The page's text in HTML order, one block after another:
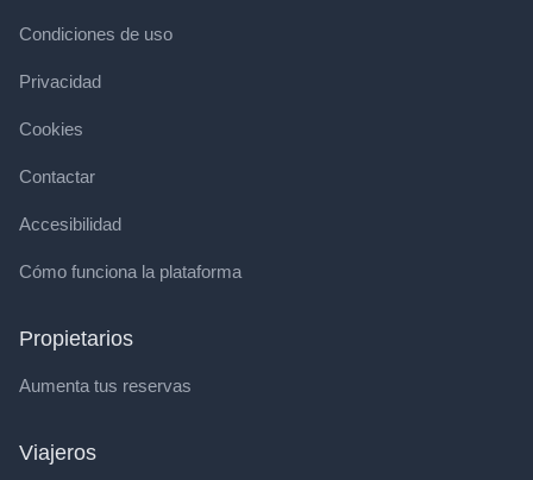
Condiciones de uso
Privacidad
Cookies
Contactar
Accesibilidad
Cómo funciona la plataforma
Propietarios
Aumenta tus reservas
Viajeros